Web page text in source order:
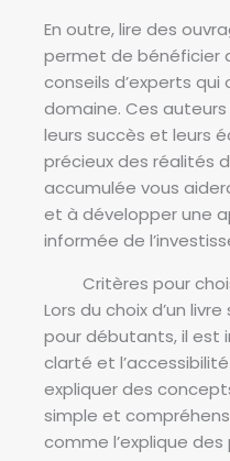
En outre, lire des
permet de bénéficier
conseils d’experts
domaine. Ces
leurs succès et leurs
précieux des réalités
accumulée vous
et à développer une
informée de
Critères pour
Lors du choix d’un
pour débutants, il est
clarté et
expliquer des
simple et
comme l’explique